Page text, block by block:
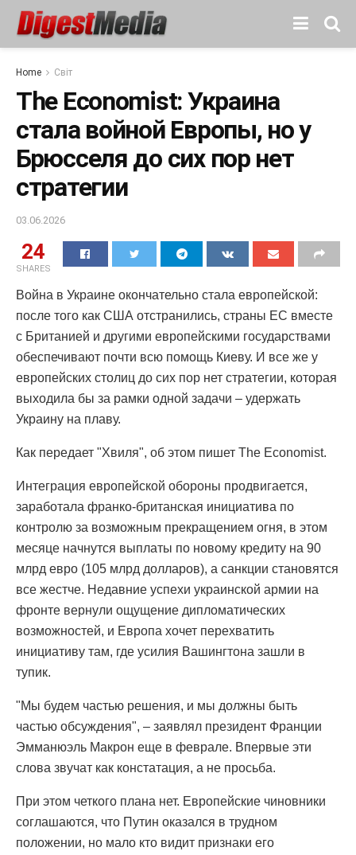
Home Світ
The Economist: Украина
стала войной Европы, но у
Брюсселя до сих пор нет
стратегии
03.06.2026
24
SHARES
Война в Украине окончательно стала европейской:
после того как США отстранились, страны ЕС вместе
с Британией и другими европейскими государствами
обеспечивают почти всю помощь Киеву. И все же у
европейских столиц до сих пор нет стратегии, которая
выходила бы за рамки одной задачи – удержать
Украину на плаву.
Как передает "Хвиля", об этом пишет The Economist.
Интеграция европейской обороны продвигается,
заработала франко-британская инициатива по
контролю за возможным прекращением огня, в этом
месяце начнутся выплаты по новому кредиту на 90
млрд евро (105 млрд долларов), а санкции становятся
все жестче. Недавние успехи украинской армии на
фронте вернули ощущение дипломатических
возможностей, и Европа хочет перехватить
инициативу там, где усилия Вашингтона зашли в
тупик.
"Мы будем частью решения, и мы должны быть
частью обсуждения", – заявлял президент Франции
Эмманюэль Макрон еще в феврале. Впервые эти
слова звучат как констатация, а не просьба.
При этом четкого плана нет. Европейские чиновники
соглашаются, что Путин оказался в трудном
положении, но мало кто видит признаки его